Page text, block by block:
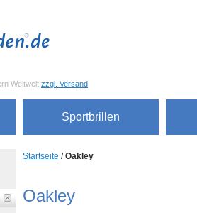
Weltweit zzgl. Versand
Sportbrillen
Startseite /Oakley
Oakley